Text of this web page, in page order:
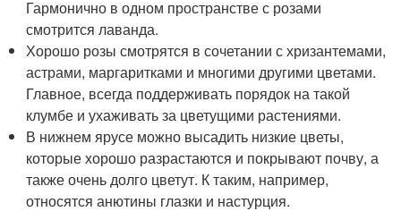
Гармонично в одном пространстве с розами
смотрится лаванда.
Хорошо розы смотрятся в сочетании с хризантемами,
астрами, маргаритками и многими другими цветами.
Главное, всегда поддерживать порядок на такой
клумбе и ухаживать за цветущими растениями.
В нижнем ярусе можно высадить низкие цветы,
которые хорошо разрастаются и покрывают почву, а
также очень долго цветут. К таким, например,
относятся анютины глазки и настурция.